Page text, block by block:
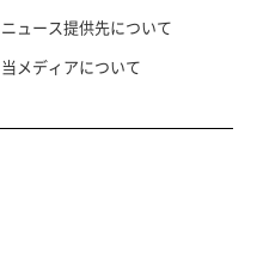
ニュース提供先について
当メディアについて